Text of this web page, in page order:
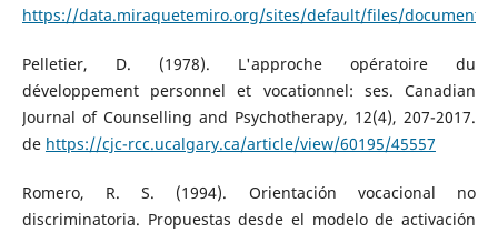
https://data.miraquetemiro.org/sites/default/files/documentos/
Pelletier, D. (1978). L'approche opératoire du
développement personnel et vocationnel: ses. Canadian
Journal of Counselling and Psychotherapy, 12(4), 207-2017.
de https://cjc-rcc.ucalgary.ca/article/view/60195/45557
Romero, R. S. (1994). Orientación vocacional no
discriminatoria. Propuestas desde el modelo de activación